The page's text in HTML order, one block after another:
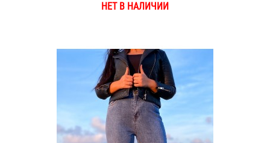
НЕТ В НАЛИЧИИ